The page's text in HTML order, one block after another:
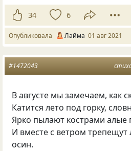
34 6
Опубликовала Лайма 01 авг 2021
#1472043
В августе мы замечаем, как
Катится лето под горку,
Ярко пылают кострами алые
И вместе с ветром трепещут
осин.